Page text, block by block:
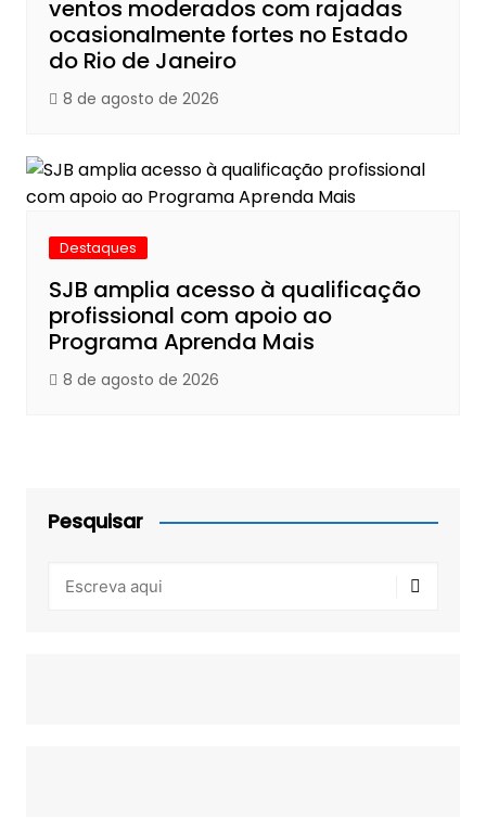
ventos moderados com rajadas
ocasionalmente fortes no Estado
do Rio de Janeiro
8 de agosto de 2026
Destaques
SJB amplia acesso à qualificação
profissional com apoio ao
Programa Aprenda Mais
8 de agosto de 2026
Pesquisar